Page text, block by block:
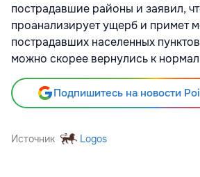
пострадавшие районы и заявил,
проанализирует ущерб и примет
пострадавших населенных
можно скорее вернулись к
Подпишитесь на новости
Источник Logos